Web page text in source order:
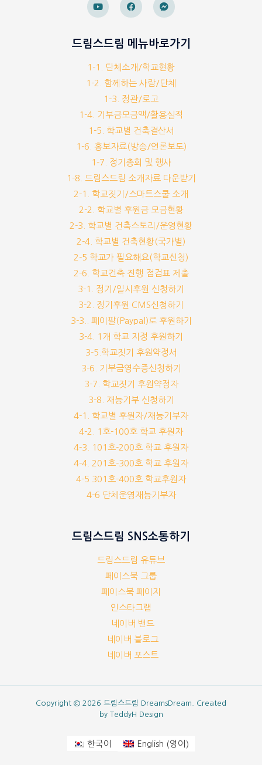
드림스드림 메뉴바로가기
1-1. 단체소개/학교현황
1-2. 함께하는 사람/단체
1-3. 정관/로고
1-4. 기부금모금액/활용실적
1-5. 학교별 건축결산서
1-6. 홍보자료(방송/언론보도)
1-7. 정기총회 및 행사
1-8. 드림스드림 소개자료 다운받기
2-1. 학교짓기/스마트스쿨 소개
2-2. 학교별 후원금 모금현황
2-3. 학교별 건축스토리/운영현황
2-4. 학교별 건축현황(국가별)
2-5 학교가 필요해요(학교신청)
2-6. 학교건축 진행 점검표 제출
3-1. 정기/일시후원 신청하기
3-2. 정기후원 CMS신청하기
3-3.. 페이팔(Paypal)로 후원하기
3-4. 1개 학교 지정 후원하기
3-5.학교짓기 후원약정서
3-6. 기부금영수증신청하기
3-7. 학교짓기 후원약정자
3-8. 재능기부 신청하기
4-1. 학교별 후원자/재능기부자
4-2. 1호-100호 학교 후원자
4-3. 101호-200호 학교 후원자
4-4. 201호-300호 학교 후원자
4-5 301호-400호 학교후원자
4-6 단체운영재능기부자
드림스드림 SNS소통하기
드림스드림 유튜브
페이스북 그룹
페이스북 페이지
인스타그램
네이버 밴드
네이버 블로그
네이버 포스트
Copyright © 2026 드림스드림 DreamsDream. Created
by TeddyH Design
한국어 English (영어)